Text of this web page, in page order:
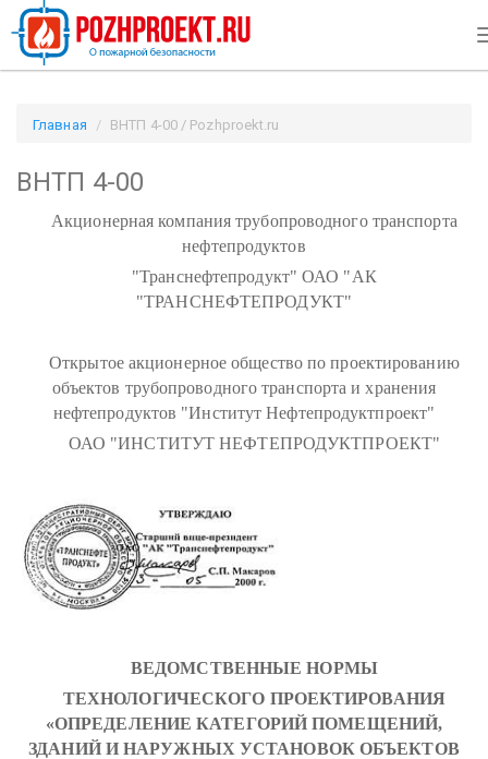
Главная ВНТП 4-00 / Pozhproekt.ru
ВНТП 4-00
Акционерная компания трубопроводного транспорта
нефтепродуктов
"Транснефтепродукт" ОАО "АК
"ТРАНСНЕФТЕПРОДУКТ"
Открытое акционерное общество по проектированию
объектов трубопроводного транспорта и хранения
нефтепродуктов "Институт Нефтепродуктпроект"
ОАО "ИНСТИТУТ НЕФТЕПРОДУКТПРОЕКТ"
ВЕДОМСТВЕННЫЕ НОРМЫ
ТЕХНОЛОГИЧЕСКОГО ПРОЕКТИРОВАНИЯ
«ОПРЕДЕЛЕНИЕ КАТЕГОРИЙ ПОМЕЩЕНИЙ,
ЗДАНИЙ И НАРУЖНЫХ УСТАНОВОК ОБЪЕКТОВ